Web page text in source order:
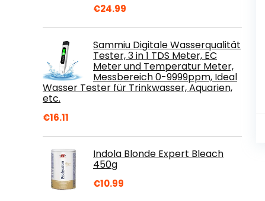
€24.99
Sammiu Digitale Wasserqualität
Tester, 3 in 1 TDS Meter, EC
Meter und Temperatur Meter,
Messbereich 0-9999ppm, Ideal
Wasser Tester für Trinkwasser, Aquarien,
etc.
€16.11
Indola Blonde Expert Bleach
450g
€10.99